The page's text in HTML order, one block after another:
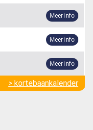
Meer info
Meer info
Meer info
> kortebaankalender